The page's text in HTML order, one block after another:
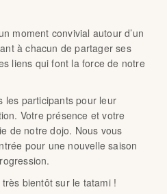
moment convivial autour d’un
à chacun de partager ses
liens qui font la force de notre
les participants pour leur
Votre présence et votre
de notre dojo. Nous vous
pour une nouvelle saison
bientôt sur le tatami !